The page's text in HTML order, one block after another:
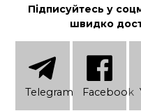
Підписуйтесь у
швидко
Telеgram Facebook